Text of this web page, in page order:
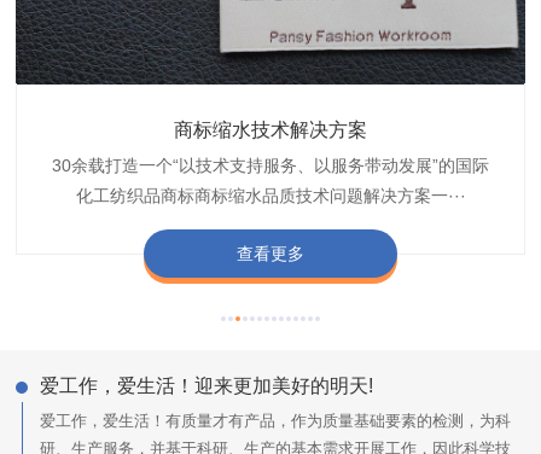
商标缩水技术解决方案
30余载打造一个“以技术支持服务、以服务带动发展”的国际
化工纺织品商标商标缩水品质技术问题解决方案一···
查看更多
织带商标防水技术解决方案
博准公司专注于织带商标防水技术解决方案30余载,励志于
纺织品商标企业打造含油量超标品质技术问题解决方···
查看更多
服装颜色不匀技术解决方案
博准是一家专注30余载设计研发织唛印唛商标、织带服装颜
色不匀品质技术问题解决方案一站式服务提供商,技···
查看更多
纺织品阻燃母粒
博准致力于成为纺织品商标阻燃母粒剂,TF-W760,TF-W760
阻燃母粒剂加工定制服务实力提供商,···
查看更多
爱工作，爱生活！迎来更加美好的明天!
爱工作，爱生活！有质量才有产品，作为质量基础要素的检测，为科
研、生产服务，并基于科研、生产的基本需求开展工作，因此科学技